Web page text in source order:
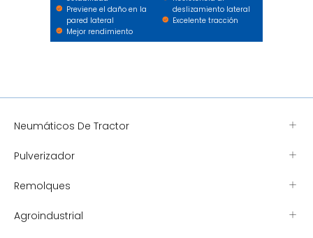
Previene el daño en la
pared lateral
Mejor rendimiento
deslizamiento lateral
Excelente tracción
Neumáticos De Tractor
Pulverizador
Remolques
Agroindustrial